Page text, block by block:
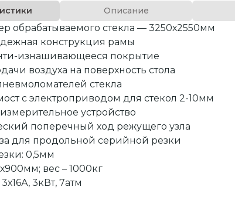
Описание
обрабатываемого стекла — 3250х2550мм
конструкция рамы
изнашивающееся покрытие
воздуха на поверхность стола
стекла
с электроприводом для стекол 2-10мм
устройство
поперечный ход режущего узла
для продольной серийной резки
0,5мм
вес – 1000кг
3кВт, 7атм